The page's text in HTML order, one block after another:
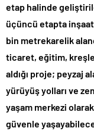
etap halinde
üçüncü etapta inşaat
bin metrekarelik
ticaret, eğitim,
aldığı proje; peyzaj
yürüyüş yolları ve
yaşam merkezi
güvenle